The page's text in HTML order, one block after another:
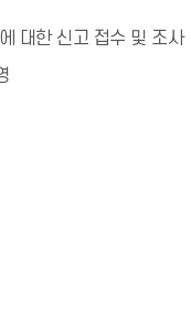
대한 신고 접수 및 조사